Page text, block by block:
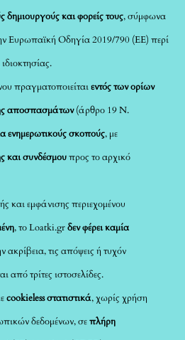
δημιουργούς και φορείς τους, σύμφωνα
Ευρωπαϊκή Οδηγία 2019/790 (ΕΕ) περί
πραγματοποιείταιεντός των ορίων
αποσπασμάτων(άρθρο 19 Ν.
ενημερωτικούς σκοπούς, με
και συνδέσμουπρος το αρχικό
και εμφάνισης περιεχομένου
, το Loatki.grδεν φέρει καμία
ακρίβεια, τις απόψεις ή τυχόν
από τρίτες ιστοσελίδες.
cookieless στατιστικά, χωρίς χρήση
δεδομένων, σεπλήρη